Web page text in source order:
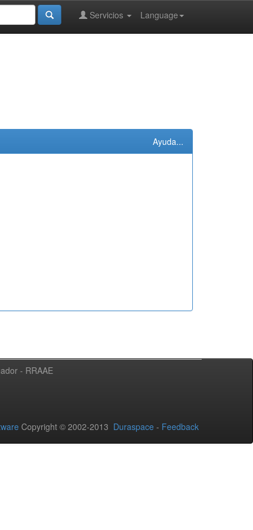
Language
Servicios
Ayuda...
- RRAAE
Copyright © 2002-2013 Duraspace - Feedback